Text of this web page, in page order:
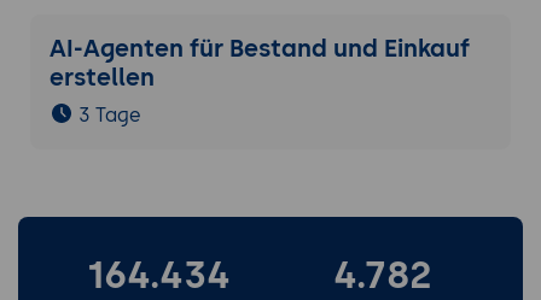
AI-Agenten für Bestand und Einkauf
erstellen
3 Tage
164.434 4.782